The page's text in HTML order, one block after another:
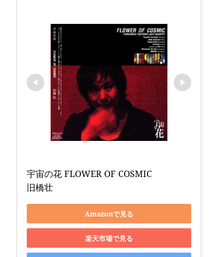
宇宙の花 FLOWER OF COSMIC
旧橋壮
Amazonで見る
楽天市場で見る